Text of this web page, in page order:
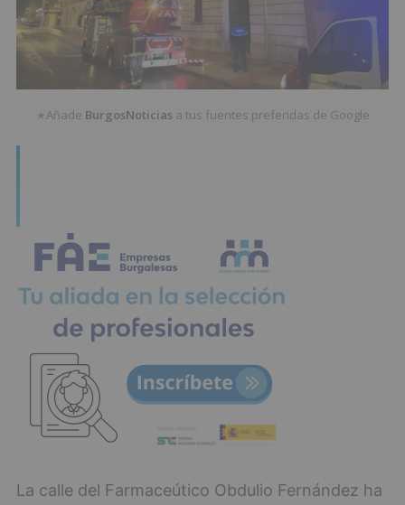
★Añade BurgosNoticias a tus fuentes preferidas de Google
La calle del Farmaceútico Obdulio Fernández ha